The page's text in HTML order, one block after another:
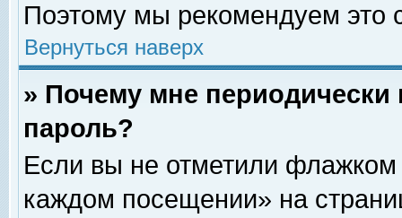
Поэтому мы рекомендуем это
Вернуться наверх
» Почему мне
пароль?
Если вы не отметили флажком
каждом посещении» на